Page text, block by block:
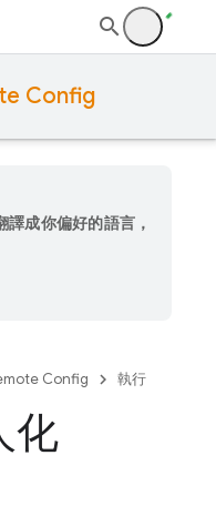
Config
成你偏好的語言，
Config 執行
化